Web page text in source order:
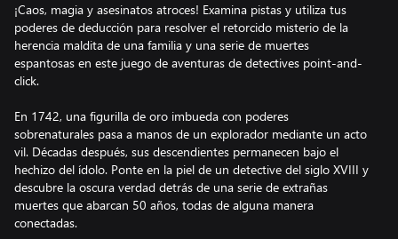
¡Caos, magia y asesinatos atroces! Examina pistas y utiliza tus
poderes de deducción para resolver el retorcido misterio de la
herencia maldita de una familia y una serie de muertes
espantosas en este juego de aventuras de detectives point-and-
click.
En 1742, una figurilla de oro imbueda con poderes
sobrenaturales pasa a manos de un explorador mediante un acto
vil. Décadas después, sus descendientes permanecen bajo el
hechizo del ídolo. Ponte en la piel de un detective del siglo XVIII y
descubre la oscura verdad detrás de una serie de extrañas
muertes que abarcan 50 años, todas de alguna manera
conectadas.